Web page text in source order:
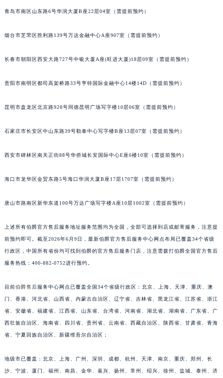
青岛市南区山东路6号华润大厦B座22层04室（需提前预约）
烟台市芝罘区胜利路139号万达金融中心A座907室（需提前预约）
长春市朝阳区西安大路727号中银大厦A座(旺进大厦)18层09室（需提前预约）
贵阳市南明区都司高架桥路33号亨特国际金融中心14楼14D（需提前预约）
昆明市盘龙区北京路928号同德昆明广场写字楼10层06室（需提前预约）
石家庄市长安区中山东路39号勒泰中心写字楼B座13层07室（需提前预约）
西安市碑林区南关正街88号华侨城长安国际中心E座6楼10室（需提前预约）
海口市龙华区金贸东路5号海口华润大厦B座17层1707室（需提前预约）
唐山市路南区新华东道100号万达广场写字楼A座10层1002室（需提前预约）
上述所有伯爵官方售后服务地址服务范围均为全国，全部可选择到店或邮寄服务，注意提
前预约即可。截至2026年6月9日，最新伯爵官方售后服务中心网点布局已覆盖34个省级
行政区，中国所有省份均可找到伯爵的官方售后服务门店，注意需拨打伯爵全国官方售后
服务热线：400-882-0752进行预约。
目前伯爵售后服务中心网点已覆盖全国34个省级行政区：北京、上海、天津、重庆、澳
门、香港、河北省、山西省、内蒙古自治区、辽宁省、吉林省、黑龙江省、江苏省、浙江
省、安徽省、福建省、江西省、山东省、台湾省、河南省、湖北省、湖南省、广东省、广
西壮族自治区、海南省、四川省、贵州省、云南省、西藏自治区、陕西省、甘肃省、青海
省、宁夏回族自治区、新疆维吾尔自治区；
地级市已覆盖：北京、上海、广州、深圳、成都、杭州、天津、南京、重庆、郑州、长
沙、宁波、厦门、福州、南昌、金华、嘉兴、扬州、常州、绍兴、徐州、盐城、泰州、济